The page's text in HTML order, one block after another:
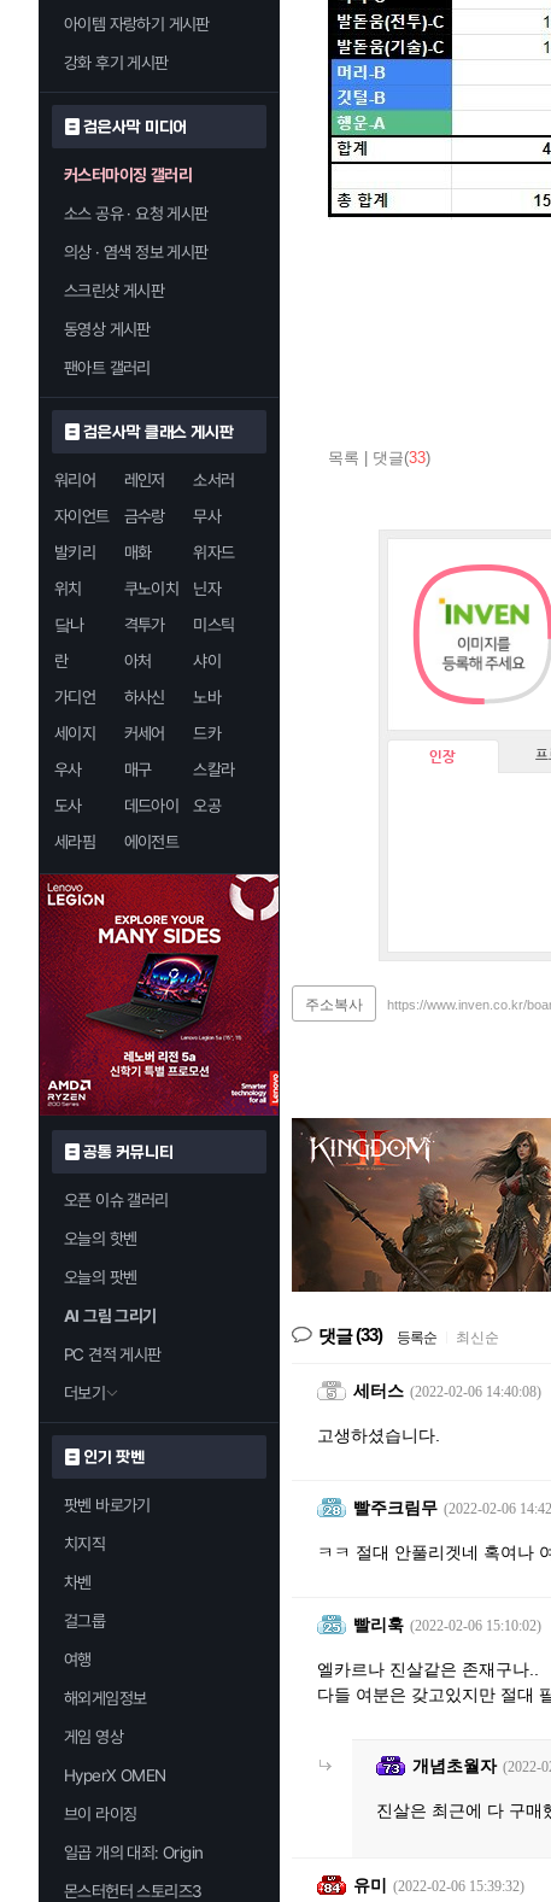
아이템 자랑하기 게시판
강화 후기 게시판
검은사막 미디어
커스터마이징 갤러리
소스 공유 · 요청 게시판
의상 · 염색 정보 게시판
스크린샷 게시판
동영상 게시판
팬아트 갤러리
검은사막 클래스 게시판
워리어 레인저
소서러
자이언트
금수랑
무사
발키리
매화
위자드
위치
쿠노이치
닌자
닼나
격투가
미스틱
란
아처
샤이
가디언
하사신
노바
세이지
커세어
드카
우사
매구
스칼라
도사
데드아이
오공
세라핌
에이전트
공통 커뮤니티
오픈 이슈 갤러리
오늘의 핫벤
오늘의 팟벤
AI 그림 그리기
PC 견적 게시판
더보기
인기 팟벤
팟벤 바로가기
치지직
차벤
걸그룹
여행
해외게임정보
게임 영상
HyperX OMEN
브이 라이징
일곱 개의 대죄: Origin
몬스터헌터 스토리즈3
목록 댓글(33)
인장 프
주소복사 https://www.inven.co.kr/
댓글(33) 등록순 최신순
세터스 (2022-02-06 14:40:08)
고생하셨습니다.
빨주크림무 (2022-02-06
ㅋㅋ 절대 안풀리겟네 혹여나
빨리훅 (2022-02-06 15:10:02)
엘카르나 진살같은 존재구나..
다들 여분은 갖고있지만 절대
개념초월자 (2022-
진살은 최근에 다 구매
유미 (2022-02-06 15:39:32)